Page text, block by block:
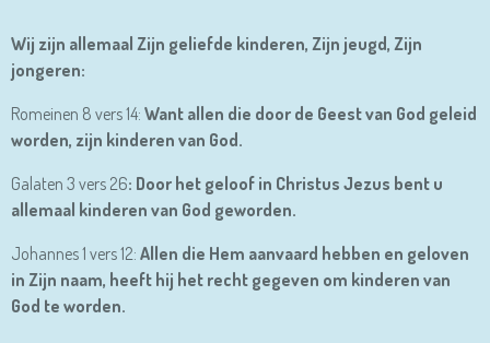
Wij zijn allemaal Zijn geliefde kinderen, Zijn jeugd, Zijn
jongeren:
Romeinen 8 vers 14: Want allen die door de Geest van God geleid
worden, zijn kinderen van God.
Galaten 3 vers 26: Door het geloof in Christus Jezus bent u
allemaal kinderen van God geworden.
Johannes 1 vers 12: Allen die Hem aanvaard hebben en geloven
in Zijn naam, heeft hij het recht gegeven om kinderen van
God te worden.